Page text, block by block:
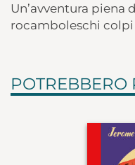
Un’avventura piena
rocamboleschi colpi
POTREBBERO